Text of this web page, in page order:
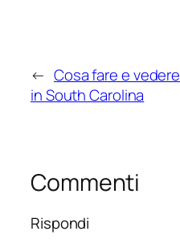
← Cosa fare e vedere
in South Carolina
Commenti
Rispondi